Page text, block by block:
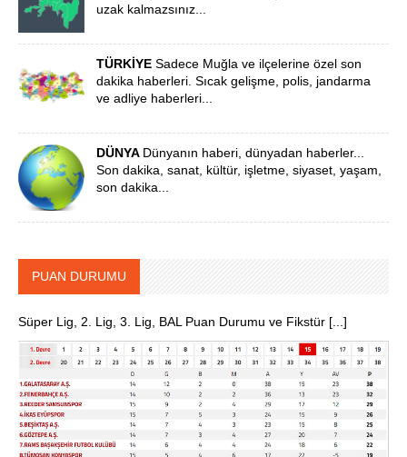
uzak kalmazsınız...
TÜRKİYESadece Muğla ve ilçelerine özel son
dakika haberleri. Sıcak gelişme, polis, jandarma
ve adliye haberleri...
DÜNYA Dünyanın haberi, dünyadan haberler...
Son dakika, sanat, kültür, işletme, siyaset, yaşam,
son dakika...
PUAN DURUMU
Süper Lig, 2. Lig, 3. Lig, BAL Puan Durumu ve Fikstür [...]